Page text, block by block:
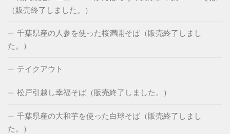
（販売終了しました。）
千葉県産の人参を使った桜満開そば（販売終了しまし
た。）
テイクアウト
松戸引越し幸福そば（販売終了しました。）
千葉県産の大和芋を使った白球そば（販売終了しまし
た。）